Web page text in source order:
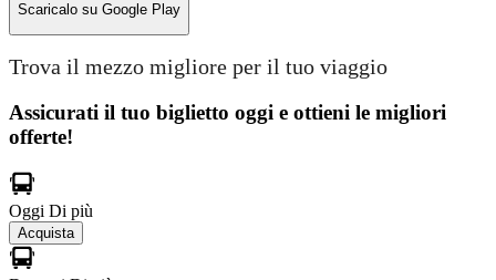
Scaricalo su Google Play
Trova il mezzo migliore per il tuo viaggio
Assicurati il ​​tuo biglietto oggi e ottieni le migliori
offerte!
Oggi Di più
Acquista